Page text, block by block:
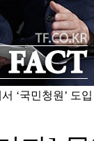
‘국민청원’ 도